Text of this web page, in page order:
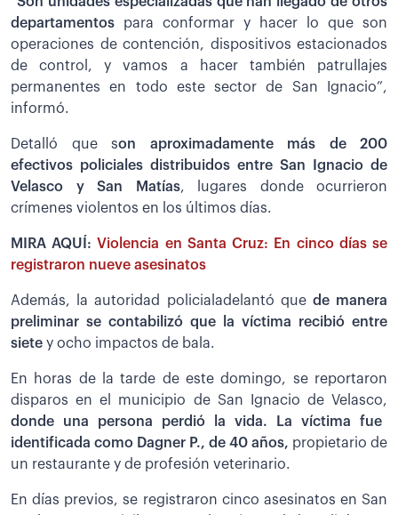
departamentos para conformar y hacer lo que son
operaciones de contención, dispositivos estacionados
de control, y vamos a hacer también patrullajes
permanentes en todo este sector de San Ignacio”,
informó.
Detalló que son aproximadamente más de 200
efectivos policiales distribuidos entre San Ignacio de
Velasco y San Matías, lugares donde ocurrieron
crímenes violentos en los últimos días.
MIRA AQUÍ:Violencia en Santa Cruz: En cinco días se
registraron nueve asesinatos
Además, la autoridad policialadelantó que de manera
preliminar se contabilizó que la víctima recibió entre
siete y ocho impactos de bala.
En horas de la tarde de este domingo, se reportaron
disparos en el municipio de San Ignacio de Velasco,
donde una persona perdió la vida. La víctima fue
identificada como Dagner P., de 40 años, propietario de
un restaurante y de profesión veterinario.
En días previos, se registraron cinco asesinatos en San